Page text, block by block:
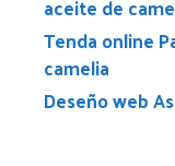
aceite de
Tenda online
camelia
Deseño web